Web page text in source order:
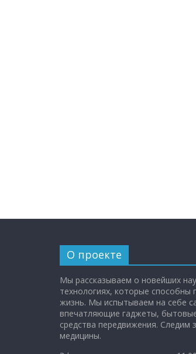
О проекте
Мы рассказываем о новейших
технологиях, которые
жизнь. Мы испытываем на себе
впечатляющие гаджеты,
средства передвижения. Следим
медицины.